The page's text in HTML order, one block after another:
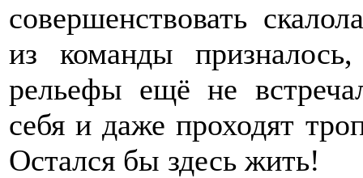
совершенствовать
из команды
рельефы ещё не
себя и даже проходят
Остался бы здесь жить!